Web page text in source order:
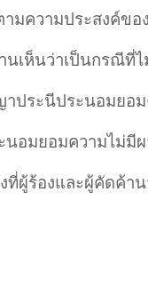
ามความประสงค์ขอ
นเห็นว่าเป็นกรณีที่ไ
ประนีประนอมยอม
อมยอมความไม่มี
งที่ผู้ร้องและผู้คัดค้า